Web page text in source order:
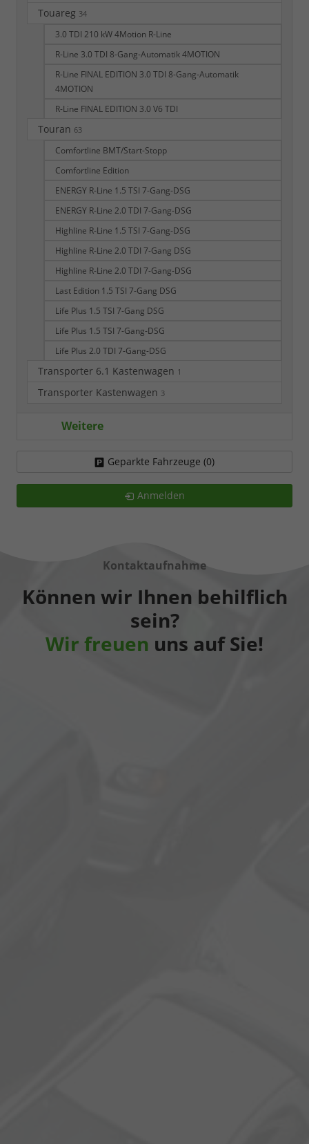
Touareg 34
3.0 TDI 210 kW 4Motion R-Line
R-Line 3.0 TDI 8-Gang-Automatik 4MOTION
R-Line FINAL EDITION 3.0 TDI 8-Gang-Automatik
4MOTION
R-Line FINAL EDITION 3.0 V6 TDI
Touran 63
Comfortline BMT/Start-Stopp
Comfortline Edition
ENERGY R-Line 1.5 TSI 7-Gang-DSG
ENERGY R-Line 2.0 TDI 7-Gang-DSG
Highline R-Line 1.5 TSI 7-Gang-DSG
Highline R-Line 2.0 TDI 7-Gang DSG
Highline R-Line 2.0 TDI 7-Gang-DSG
Last Edition 1.5 TSI 7-Gang DSG
Life Plus 1.5 TSI 7-Gang DSG
Life Plus 1.5 TSI 7-Gang-DSG
Life Plus 2.0 TDI 7-Gang-DSG
Transporter 6.1 Kastenwagen 1
Transporter Kastenwagen 3
Weitere
Geparkte Fahrzeuge (0)
Anmelden
Kontaktaufnahme
Können wir Ihnen behilflich
sein?
Wir freuen uns auf Sie!